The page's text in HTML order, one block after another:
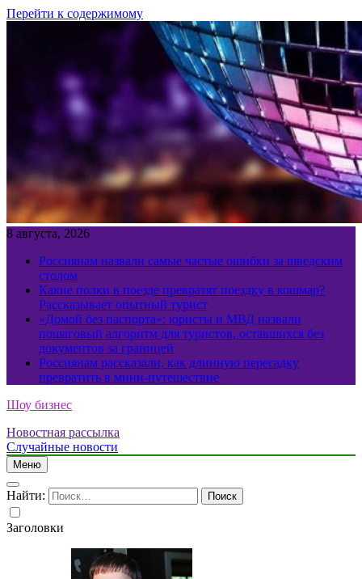
Перейти к содержимому
8 августа, 2026
Россиянам назвали самые частые ошибки за шведским
столом
Какие полки в поезде превратят поездку в кошмар?
Рассказывает опытный турист
«Домой без паспорта»: юристы и МВД назвали
пошаговый алгоритм для туристов, оставшихся без
документов за границей
Россиянам рассказали, как длинную пересадку
превратить в мини-путешествие
Шоу бизнес
Новостная рассылка
Случайные новости
Меню
Найти:
Заголовки